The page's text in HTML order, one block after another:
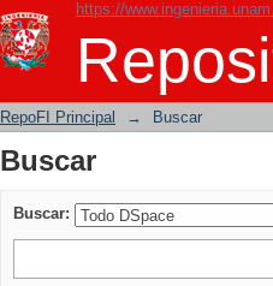
https://
Buscar
RepoFI Principal → Buscar
Buscar
Buscar: